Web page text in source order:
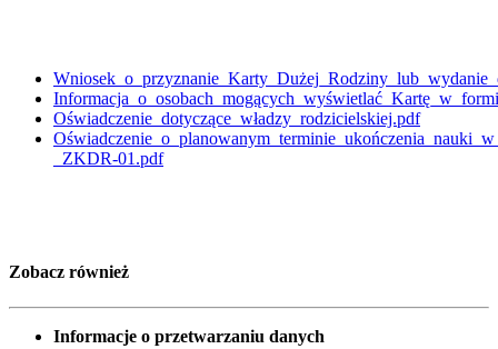
Oświadczenie_dotyczące_władzy_rodzicielskiej.pdf
_ZKDR-01.pdf
Zobacz również
Informacje o przetwarzaniu danych